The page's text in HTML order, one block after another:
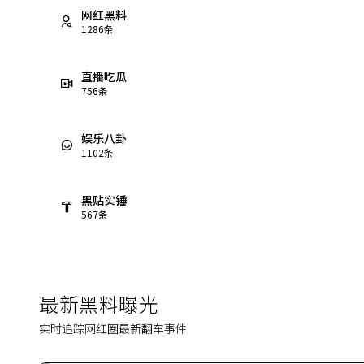
网红黑料
1286条
直播吃瓜
756条
娱乐八卦
1102条
黑贴实锤
567条
最新黑料曝光
实时追踪网红圈最新翻车事件